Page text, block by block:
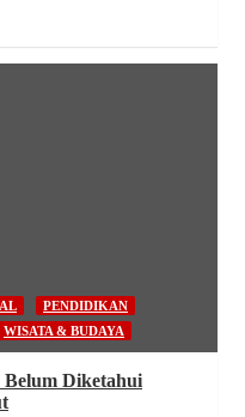
PENDIDIKAN
WISATA & BUDAYA
Diketahui